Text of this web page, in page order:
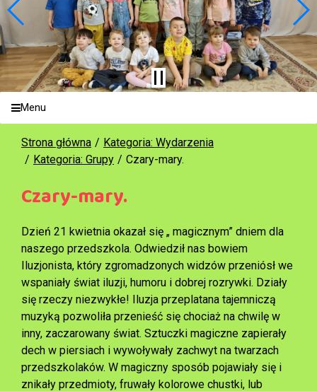
Menu
Strona główna
Kategoria: Wydarzenia
Kategoria: Grupy
Czary-mary.
Czary-mary.
Dzień 21 kwietnia okazał się „ magicznym” dniem dla
naszego przedszkola. Odwiedził nas bowiem
Iluzjonista, który zgromadzonych widzów przeniósł we
wspaniały świat iluzji, humoru i dobrej rozrywki. Działy
się rzeczy niezwykłe! Iluzja przeplatana tajemniczą
muzyką pozwoliła przenieść się chociaż na chwilę w
inny, zaczarowany świat. Sztuczki magiczne zapierały
dech w piersiach i wywoływały zachwyt na twarzach
przedszkolaków. W magiczny sposób pojawiały się i
znikały przedmioty, fruwały kolorowe chustki, lub